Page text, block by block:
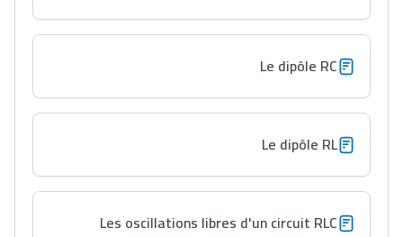
Lycée Maroc
Collège au Maroc
Le dipôle RC
Le dipôle RL
Les oscillations libres d'un circuit RLC